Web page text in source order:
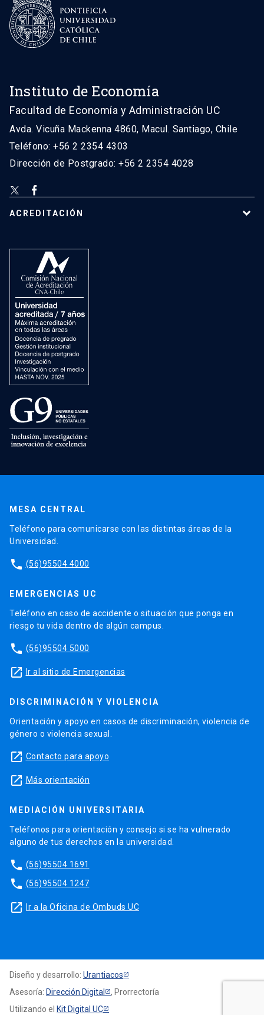
Instituto de Economía
Facultad de Economía y Administración UC
Avda. Vicuña Mackenna 4860, Macul. Santiago, Chile
Teléfono: +56 2 2354 4303
Dirección de Postgrado: +56 2 2354 4028
ACREDITACIÓN
MESA CENTRAL
Teléfono para comunicarse con las distintas áreas de la
Universidad.
phone (56)95504 4000
EMERGENCIAS UC
Teléfono en caso de accidente o situación que ponga en
riesgo tu vida dentro de algún campus.
phone (56)95504 5000
launch Ir al sitio de Emergencias
DISCRIMINACIÓN Y VIOLENCIA
Orientación y apoyo en casos de discriminación, violencia de
género o violencia sexual.
launch Contacto para apoyo
launch Más orientación
MEDIACIÓN UNIVERSITARIA
Teléfonos para orientación y consejo si se ha vulnerado
alguno de tus derechos en la universidad.
phone (56)95504 1691
phone (56)95504 1247
launch Ir a la Oficina de Ombuds UC
Diseño y desarrollo: Urantiacos
Asesoría: Dirección Digital
, Prorrectoría
Utilizando el Kit Digital UC